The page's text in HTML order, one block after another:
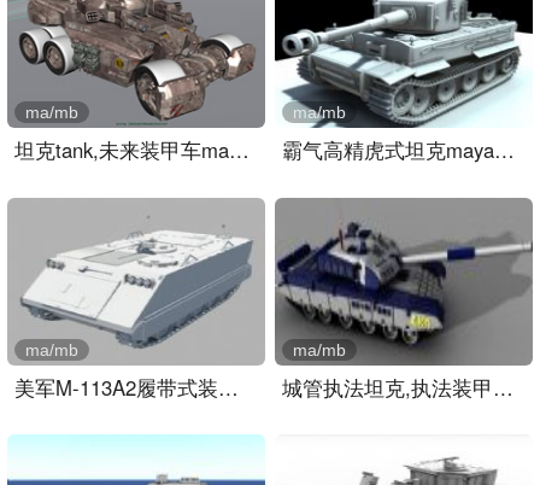
坦克tank,未来装甲车maya模..
ma/mb
霸气高精虎式坦克maya模型..
ma/mb
美军M-113A2履带式装甲输送..
ma/mb
城管执法坦克,执法装甲车m..
ma/mb